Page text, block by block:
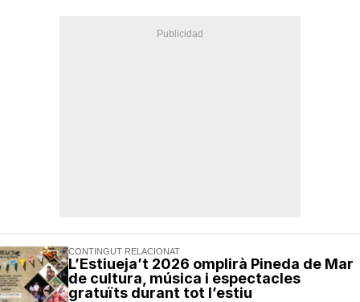
CONTINGUT RELACIONAT
L’Estiueja’t 2026 omplirà Pineda de Mar
de cultura, música i espectacles
gratuïts durant tot l’estiu